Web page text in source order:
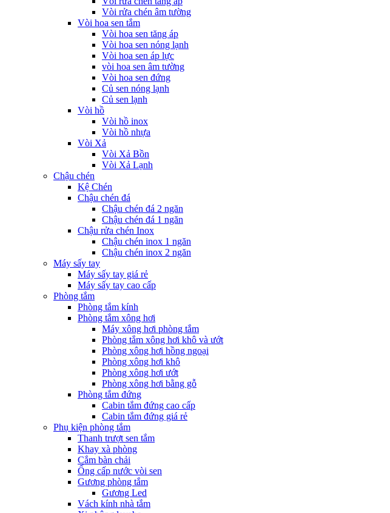
Vòi rửa chén âm tường
Vòi hoa sen tắm
Vòi hoa sen tăng áp
Vòi hoa sen nóng lạnh
Vòi hoa sen áp lực
vòi hoa sen âm tường
Vòi hoa sen đứng
Củ sen nóng lạnh
Củ sen lạnh
Vòi hồ
Vòi hồ inox
Vòi hồ nhựa
Vòi Xả
Vòi Xả Bồn
Vòi Xả Lạnh
Chậu chén
Kệ Chén
Chậu chén đá
Chậu chén đá 2 ngăn
Chậu chén đá 1 ngăn
Chậu rửa chén Inox
Chậu chén inox 1 ngăn
Chậu chén inox 2 ngăn
Máy sấy tay
Máy sấy tay giá rẻ
Máy sấy tay cao cấp
Phòng tắm
Phòng tắm kính
Phòng tắm xông hơi
Máy xông hơi phòng tắm
Phòng tắm xông hơi khô và ướt
Phòng xông hơi hồng ngoại
Phòng xông hơi khô
Phòng xông hơi ướt
Phòng xông hơi bằng gỗ
Phòng tắm đứng
Cabin tắm đứng cao cấp
Cabin tắm đứng giá rẻ
Phụ kiện phòng tắm
Thanh trượt sen tắm
Khay xà phòng
Cắm bàn chải
Ống cấp nước vòi sen
Gương phòng tắm
Gương Led
Vách kính nhà tắm